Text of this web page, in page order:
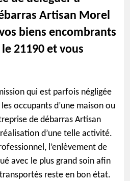
Artisan Morel
biens encombrants
21190 et vous
qui est parfois négligée
occupants d’une maison ou
de débarras Artisan
d’une telle activité.
l’enlèvement de
avec le plus grand soin afin
reste en bon état.